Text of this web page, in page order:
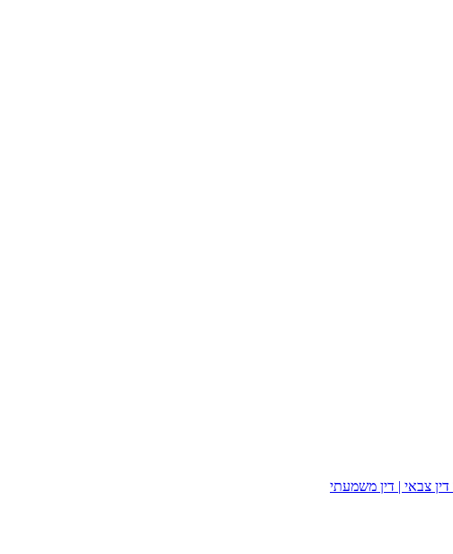
צבאי | דין משמעתי